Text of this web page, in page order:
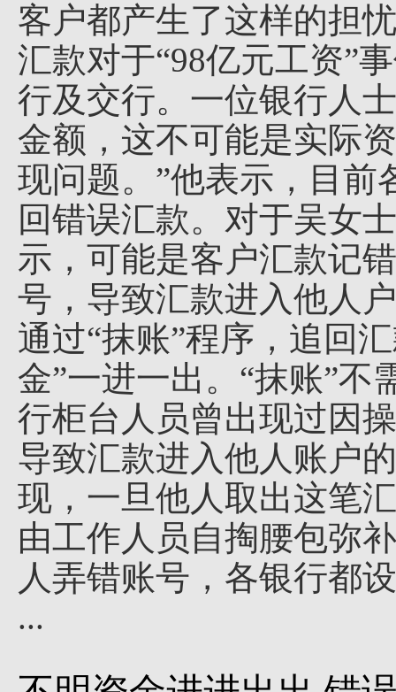
客户都产生了这样的担
汇款对于“98亿元工资”
行及交行。一位银行人
金额，这不可能是实际
现问题。”他表示，目前
回错误汇款。对于吴女
示，可能是客户汇款记
号，导致汇款进入他人
通过“抹账”程序，追回
金”一进一出。“抹账”
行柜台人员曾出现过因
导致汇款进入他人账户
现，一旦他人取出这笔
由工作人员自掏腰包弥
人弄错账号，各银行都
...